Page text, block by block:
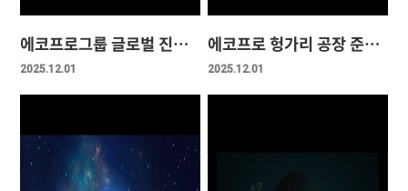
에코프로그룹 글로벌 진출 전략 영상
2025.12.01
에코프로 헝가리 공장 준공 기념 영상
2025.12.01